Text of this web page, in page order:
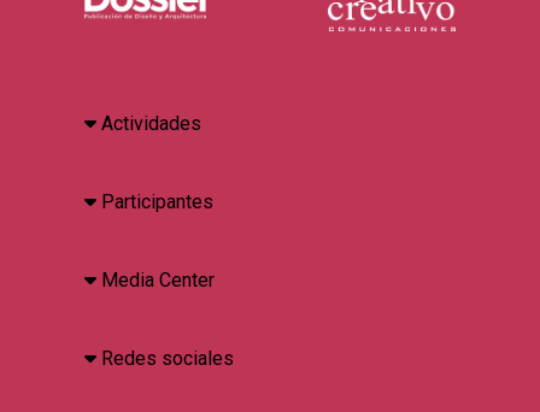
Actividades
Participantes
Media Center
Redes sociales